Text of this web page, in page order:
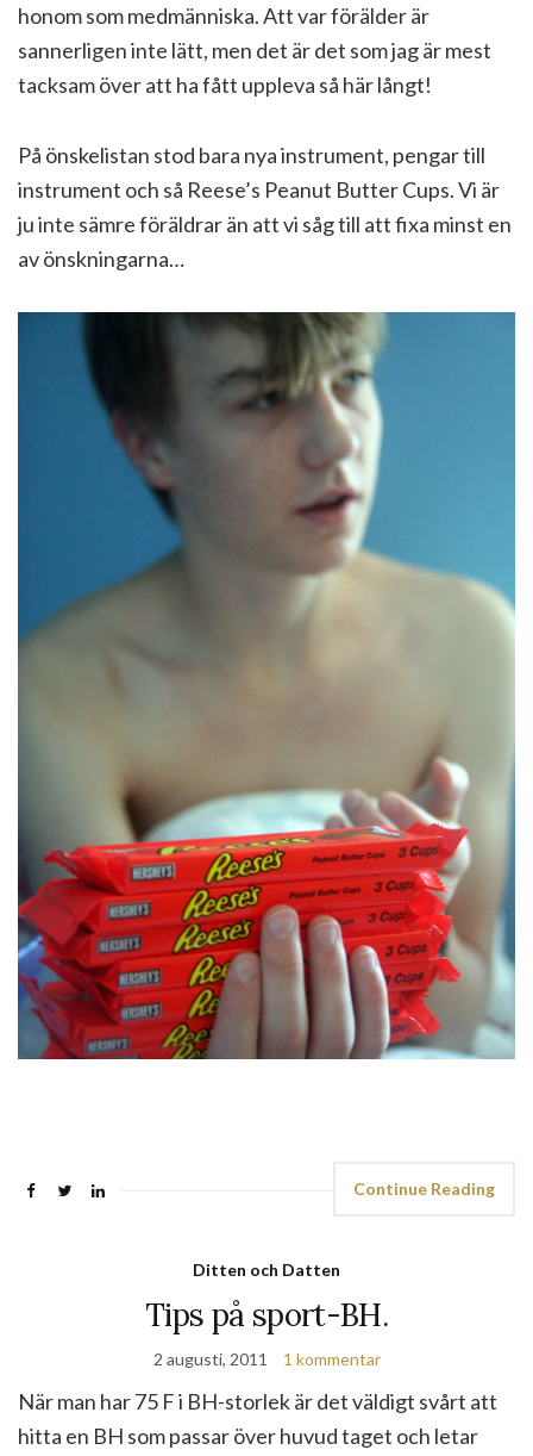
honom som medmänniska. Att var förälder är
sannerligen inte lätt, men det är det som jag är mest
tacksam över att ha fått uppleva så här långt!
På önskelistan stod bara nya instrument, pengar till
instrument och så Reese’s Peanut Butter Cups. Vi är
ju inte sämre föräldrar än att vi såg till att fixa minst en
av önskningarna…
Continue Reading
Ditten och Datten
Tips på sport-BH.
2 augusti, 2011 1 kommentar
När man har 75 F i BH-storlek är det väldigt svårt att
hitta en BH som passar över huvud taget och letar